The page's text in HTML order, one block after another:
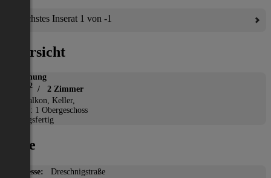
Nächstes Inserat 1 von -1
Übersicht
Wohnung
2 / 2 Zimmer
Balkon, Keller,
Etage: 1 Obergeschoss
Bezugsfertig
Lage
Adresse:
Dreschnigstraße